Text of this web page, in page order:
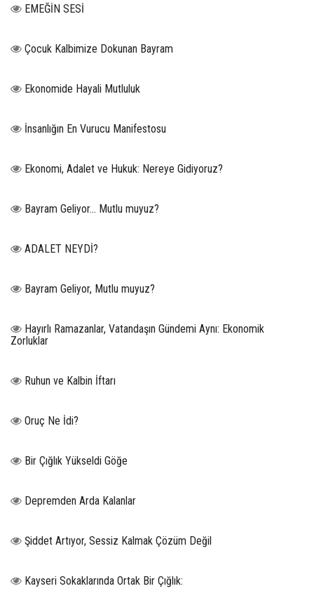
EMEĞİN SESİ
Çocuk Kalbimize Dokunan Bayram
Ekonomide Hayali Mutluluk
İnsanlığın En Vurucu Manifestosu
Ekonomi, Adalet ve Hukuk: Nereye Gidiyoruz?
Bayram Geliyor… Mutlu muyuz?
ADALET NEYDİ?
Bayram Geliyor, Mutlu muyuz?
Hayırlı Ramazanlar, Vatandaşın Gündemi Aynı: Ekonomik
Zorluklar
Ruhun ve Kalbin İftarı
Oruç Ne İdi?
Bir Çığlık Yükseldi Göğe
Depremden Arda Kalanlar
Şiddet Artıyor, Sessiz Kalmak Çözüm Değil
Kayseri Sokaklarında Ortak Bir Çığlık: